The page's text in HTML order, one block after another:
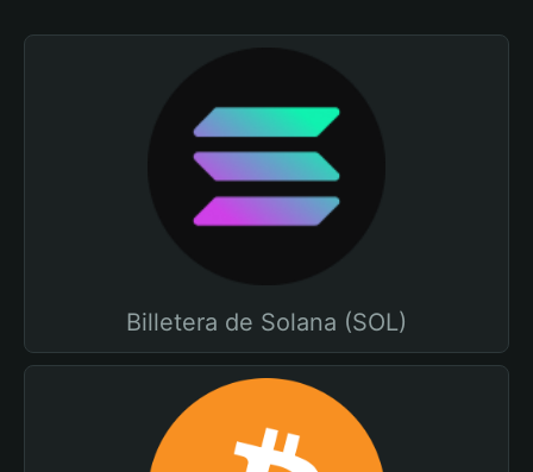
Billetera de Solana (SOL)